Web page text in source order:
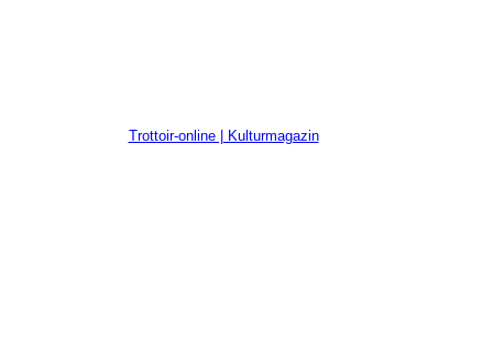
Trottoir-online | Kulturmagazin